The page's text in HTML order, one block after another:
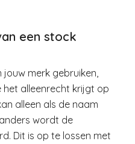
een stock
merk gebruiken,
alleenrecht krijgt op
alleen als de naam
wordt de
Dit is op te lossen met